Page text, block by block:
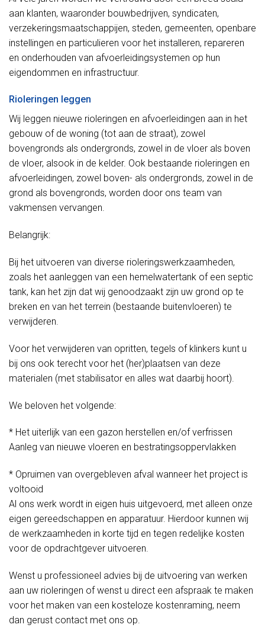
aan klanten, waaronder bouwbedrijven, syndicaten,
verzekeringsmaatschappijen, steden, gemeenten, openbare
instellingen en particulieren voor het installeren, repareren
en onderhouden van afvoerleidingsystemen op hun
eigendommen en infrastructuur.
Rioleringen leggen
Wij leggen nieuwe rioleringen en afvoerleidingen aan in het
gebouw of de woning (tot aan de straat), zowel
bovengronds als ondergronds, zowel in de vloer als boven
de vloer, alsook in de kelder. Ook bestaande rioleringen en
afvoerleidingen, zowel boven- als ondergronds, zowel in de
grond als bovengronds, worden door ons team van
vakmensen vervangen.
Belangrijk:
Bij het uitvoeren van diverse rioleringswerkzaamheden,
zoals het aanleggen van een hemelwatertank of een septic
tank, kan het zijn dat wij genoodzaakt zijn uw grond op te
breken en van het terrein (bestaande buitenvloeren) te
verwijderen.
Voor het verwijderen van opritten, tegels of klinkers kunt u
bij ons ook terecht voor het (her)plaatsen van deze
materialen (met stabilisator en alles wat daarbij hoort).
We beloven het volgende:
* Het uiterlijk van een gazon herstellen en/of verfrissen
Aanleg van nieuwe vloeren en bestratingsoppervlakken
* Opruimen van overgebleven afval wanneer het project is
voltooid
Al ons werk wordt in eigen huis uitgevoerd, met alleen onze
eigen gereedschappen en apparatuur. Hierdoor kunnen wij
de werkzaamheden in korte tijd en tegen redelijke kosten
voor de opdrachtgever uitvoeren.
Wenst u professioneel advies bij de uitvoering van werken
aan uw rioleringen of wenst u direct een afspraak te maken
voor het maken van een kosteloze kostenraming, neem
dan gerust contact met ons op.